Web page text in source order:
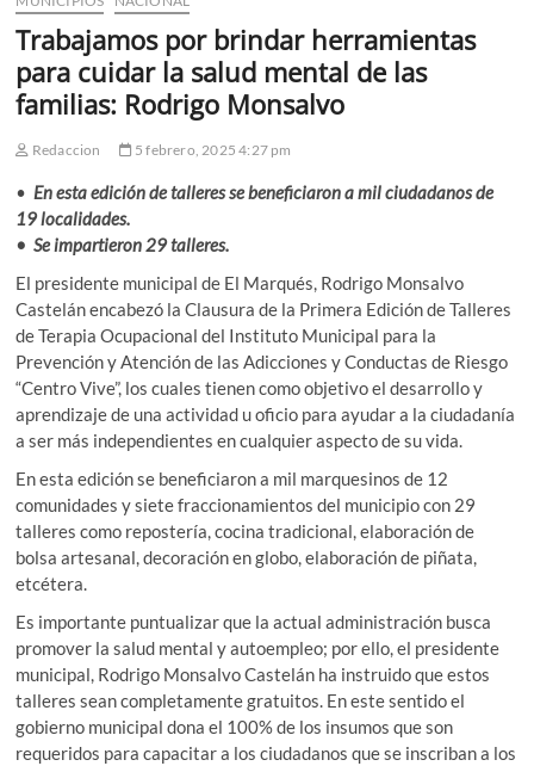
Trabajamos por brindar herramientas
para cuidar la salud mental de las
familias: Rodrigo Monsalvo
Redaccion 5 febrero, 2025 4:27 pm
•⁠ ⁠En esta edición de talleres se beneficiaron a mil ciudadanos de
19 localidades.
•⁠ ⁠Se impartieron 29 talleres.
El presidente municipal de El Marqués, Rodrigo Monsalvo
Castelán encabezó la Clausura de la Primera Edición de Talleres
de Terapia Ocupacional del Instituto Municipal para la
Prevención y Atención de las Adicciones y Conductas de Riesgo
“Centro Vive”, los cuales tienen como objetivo el desarrollo y
aprendizaje de una actividad u oficio para ayudar a la ciudadanía
a ser más independientes en cualquier aspecto de su vida.
En esta edición se beneficiaron a mil marquesinos de 12
comunidades y siete fraccionamientos del municipio con 29
talleres como repostería, cocina tradicional, elaboración de
bolsa artesanal, decoración en globo, elaboración de piñata,
etcétera.
Es importante puntualizar que la actual administración busca
promover la salud mental y autoempleo; por ello, el presidente
municipal, Rodrigo Monsalvo Castelán ha instruido que estos
talleres sean completamente gratuitos. En este sentido el
gobierno municipal dona el 100% de los insumos que son
requeridos para capacitar a los ciudadanos que se inscriban a los